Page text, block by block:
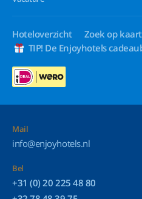
Hoteloverzicht Zoek op kaart
TIP! De Enjoyhotels
Mail
info@enjoyhotels.nl
Bel
+31 (0) 20 225 48 80